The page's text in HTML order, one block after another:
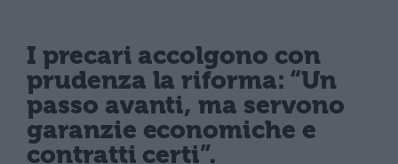
I precari accolgono con
prudenza la riforma: “Un
passo avanti, ma servono
garanzie economiche e
contratti certi”.